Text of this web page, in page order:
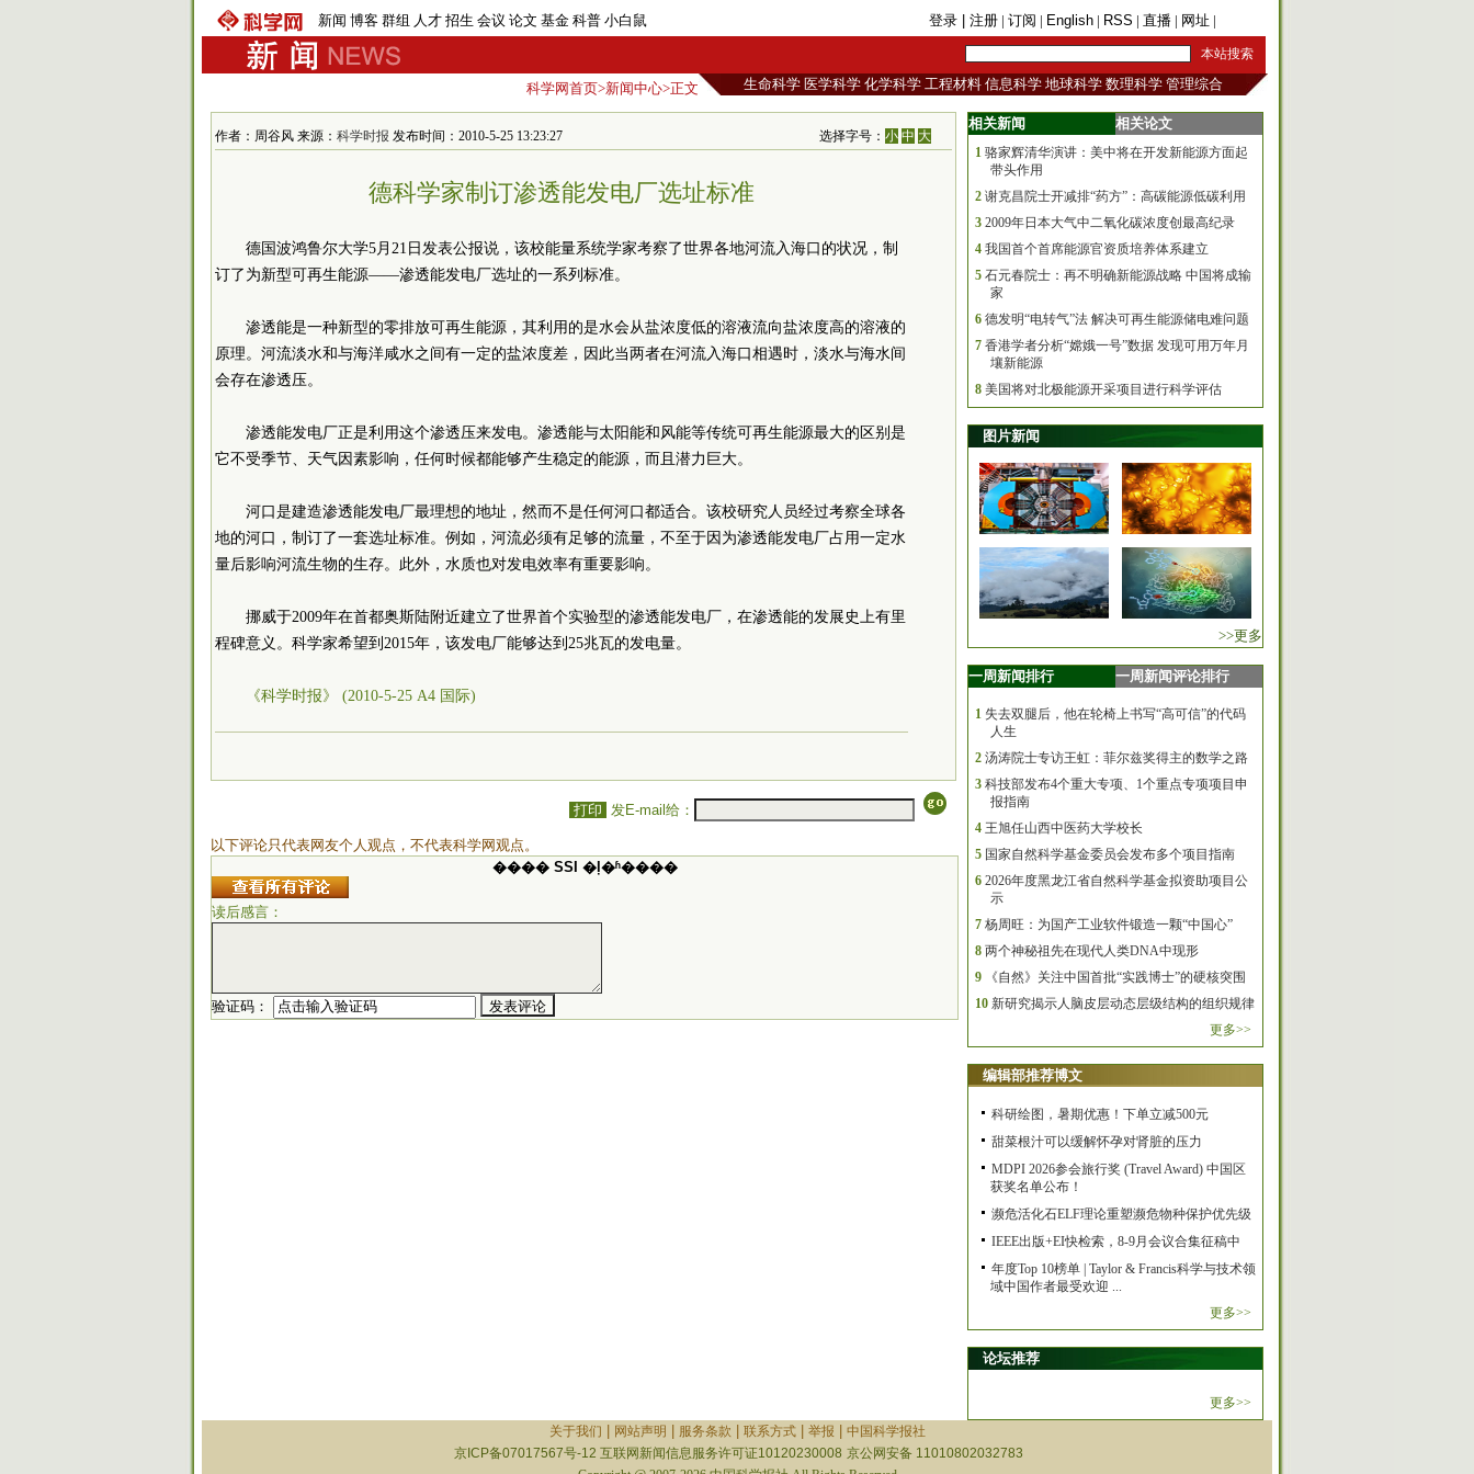
新闻 博客 群组 人才 招生 会议 论文 基金 科普 小白鼠 登录 | 注册 | 订阅 | English | RSS | 直播 | 网址 |
科学网首页>新闻中心>正文 生命科学 医学科学 化学科学 工程材料 信息科学 地球科学 数理科学 管理综合
作者：周谷风 来源： 科学时报 发布时间：2010-5-25 13:23:27 选择字号：小 中 大
德科学家制订渗透能发电厂选址标准
德国波鸿鲁尔大学5月21日发表公报说，该校能量系统学家考察了世界各地河流入海口的状况，制
订了为新型可再生能源——渗透能发电厂选址的一系列标准。
渗透能是一种新型的零排放可再生能源，其利用的是水会从盐浓度低的溶液流向盐浓度高的溶液的
原理。河流淡水和与海洋咸水之间有一定的盐浓度差，因此当两者在河流入海口相遇时，淡水与海水间
会存在渗透压。
渗透能发电厂正是利用这个渗透压来发电。渗透能与太阳能和风能等传统可再生能源最大的区别是
它不受季节、天气因素影响，任何时候都能够产生稳定的能源，而且潜力巨大。
河口是建造渗透能发电厂最理想的地址，然而不是任何河口都适合。该校研究人员经过考察全球各
地的河口，制订了一套选址标准。例如，河流必须有足够的流量，不至于因为渗透能发电厂占用一定水
量后影响河流生物的生存。此外，水质也对发电效率有重要影响。
挪威于2009年在首都奥斯陆附近建立了世界首个实验型的渗透能发电厂，在渗透能的发展史上有里
程碑意义。科学家希望到2015年，该发电厂能够达到25兆瓦的发电量。
《科学时报》 (2010-5-25 A4 国际)
打印 发E-mail给：
以下评论只代表网友个人观点，不代表科学网观点。
���� SSI �ļ�ʱ����
读后感言：
验证码：
相关新闻 相关论文
1 骆家辉清华演讲：美中将在开发新能源方面起
带头作用
2 谢克昌院士开减排“药方”：高碳能源低碳利用
3 2009年日本大气中二氧化碳浓度创最高纪录
4 我国首个首席能源官资质培养体系建立
5 石元春院士：再不明确新能源战略 中国将成输
家
6 德发明“电转气”法 解决可再生能源储电难问题
7 香港学者分析“嫦娥一号”数据 发现可用万年月
壤新能源
8 美国将对北极能源开采项目进行科学评估
图片新闻
>>更多
一周新闻排行 一周新闻评论排行
1 失去双腿后，他在轮椅上书写“高可信”的代码
人生
2 汤涛院士专访王虹：菲尔兹奖得主的数学之路
3 科技部发布4个重大专项、1个重点专项项目申
报指南
4 王旭任山西中医药大学校长
5 国家自然科学基金委员会发布多个项目指南
6 2026年度黑龙江省自然科学基金拟资助项目公
示
7 杨周旺：为国产工业软件锻造一颗“中国心”
8 两个神秘祖先在现代人类DNA中现形
9
《自然》关注中国首批“实践博士”的硬核突围
10 新研究揭示人脑皮层动态层级结构的组织规律
更多>>
编辑部推荐博文
科研绘图，暑期优惠！下单立减500元
甜菜根汁可以缓解怀孕对肾脏的压力
MDPI 2026参会旅行奖 (Travel Award) 中国区
获奖名单公布！
濒危活化石ELF理论重塑濒危物种保护优先级
IEEE出版+EI快检索，8-9月会议合集征稿中
年度Top 10榜单 | Taylor & Francis科学与技术领
域中国作者最受欢迎 ...
更多>>
论坛推荐
更多>>
关于我们
网站声明 服务条款 联系方式| 举报
中国科学报社
京ICP备07017567号-12 互联网新闻信息服务许可证10120230008 京公网安备 11010802032783